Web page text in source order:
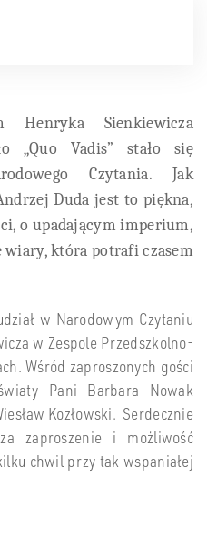
Sienkiewicza
„Quo Vadis” stało się
Czytania. Jak
Duda jest to piękna,
o upadającym imperium,
która potrafi czasem
w Narodowym Czytaniu
w Zespole Przedszkolno-
Wśród zaproszonych gości
Pani Barbara Nowak
Kozłowski. Serdecznie
zaproszenie i możliwość
chwil przy tak wspaniałej